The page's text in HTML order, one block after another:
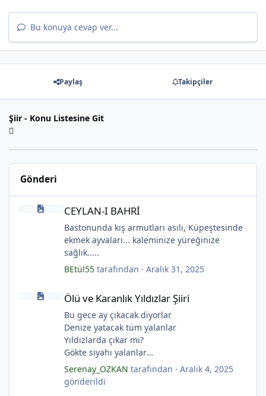
Bu konuya cevap ver...
Paylaş Takipçiler
Şiir - Konu Listesine Git
Gönderi
CEYLAN-I BAHRİ
Bastonunda kış armutları asılı, Küpeştesinde
ekmek ayvaları... kaleminize yüreğinize
sağlık.....
BEtül55tarafından · Aralik 31, 2025
Ölü ve Karanlık Yıldızlar Şiiri
Bu gece ay çıkacak diyorlar
Denize yatacak tüm yalanlar
Yıldızlarda çıkar mı?
Gökte siyahı yalanlar
Ölü ve karanlık yıldızlar
Ayı sarhoş etmişler
Ay kesilmiş kızıl, kızıl
Serenay_OZKAN tarafından · Aralik 4, 2025
gönderildi
*
*